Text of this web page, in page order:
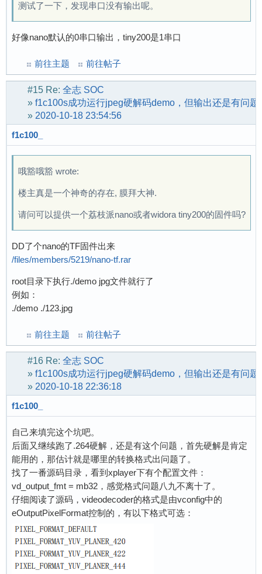
测试了一下，发现串口没有输出呢。
好像nano默认的0串口输出，tiny200是1串口
前往主题 前往帖子
#15 Re: 全志 SOC
» f1c100s成功运行jpeg硬解码demo，但输出还是有问题
» 2020-10-18 23:54:56
f1c100_
哦豁哦豁 wrote:
楼主真是一个神奇的存在, 膜拜大神.
请问可以提供一个荔枝派nano或者widora tiny200的固件吗?
DD了个nano的TF固件出来
/files/members/5219/nano-tf.rar
root目录下执行./demo jpg文件就行了
例如：
./demo ./123.jpg
前往主题 前往帖子
#16 Re: 全志 SOC
» f1c100s成功运行jpeg硬解码demo，但输出还是有问题
» 2020-10-18 22:36:18
f1c100_
自己来填完这个坑吧。
后面又继续跑了.264硬解，还是有这个问题，首先硬解是肯定
能用的，那估计就是哪里的转换格式出问题了。
找了一番源码目录，看到xplayer下有个配置文件：
vd_output_fmt = mb32，感觉格式问题八九不离十了。
仔细阅读了源码，videodecoder的格式是由vconfig中的
eOutputPixelFormat控制的，有以下格式可选：